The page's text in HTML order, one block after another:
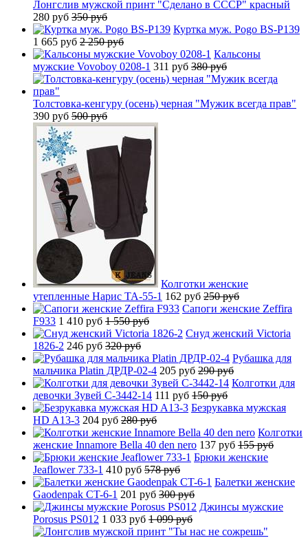
Лонгслив мужской принт "Сделано в СССР" красный
280 руб 350 руб
Куртка муж. Pogo BS-P139
1 665 руб 2 250 руб
Кальсоны
мужские Vovoboy 0208-1 311 руб 380 руб
Толстовка-кенгуру (осень) черная "Мужик всегда прав"
390 руб 500 руб
Колготки женские
утепленные Нарис TA-55-1 162 руб 250 руб
Сапоги женские Zeffira
F933 1 410 руб 1 550 руб
Снуд женский Victoria
1826-2 246 руб 320 руб
Рубашка для
мальчика Platin ДРДР-02-4 205 руб 290 руб
Колготки для
девочки Зувей C-3442-14 111 руб 150 руб
Безрукавка мужская
HD A13-3 204 руб 280 руб
Колготки
женские Innamore Bella 40 den nero 137 руб 155 руб
Брюки женские
Jeaflower 733-1 410 руб 578 руб
Балетки женские
Gaodenpak CT-6-1 201 руб 300 руб
Джинсы мужские
Porosus PS012 1 033 руб 1 099 руб